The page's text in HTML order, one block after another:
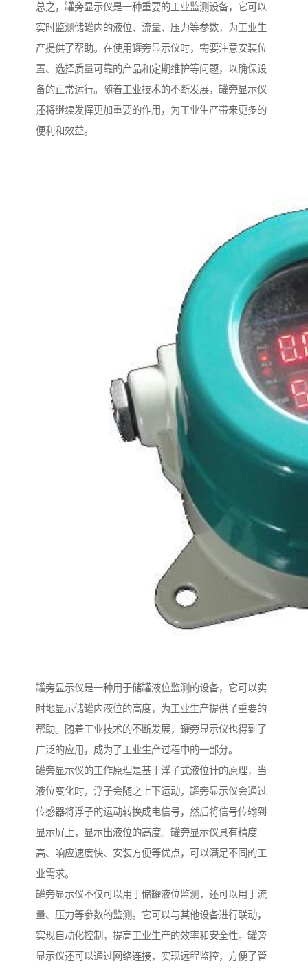
总之，罐旁显示仪是一种重要的工业监测设备，它可以
实时监测储罐内的液位、流量、压力等参数，为工业生
产提供了帮助。在使用罐旁显示仪时，需要注意安装位
置、选择质量可靠的产品和定期维护等问题，以确保设
备的正常运行。随着工业技术的不断发展，罐旁显示仪
还将继续发挥更加重要的作用，为工业生产带来更多的
便利和效益。
罐旁显示仪是一种用于储罐液位监测的设备，它可以实
时地显示储罐内液位的高度，为工业生产提供了重要的
帮助。随着工业技术的不断发展，罐旁显示仪也得到了
广泛的应用，成为了工业生产过程中的一部分。
罐旁显示仪的工作原理是基于浮子式液位计的原理，当
液位变化时，浮子会随之上下运动，罐旁显示仪会通过
传感器将浮子的运动转换成电信号，然后将信号传输到
显示屏上，显示出液位的高度。罐旁显示仪具有精度
高、响应速度快、安装方便等优点，可以满足不同的工
业需求。
罐旁显示仪不仅可以用于储罐液位监测，还可以用于流
量、压力等参数的监测。它可以与其他设备进行联动，
实现自动化控制，提高工业生产的效率和安全性。罐旁
显示仪还可以通过网络连接，实现远程监控，方便了管